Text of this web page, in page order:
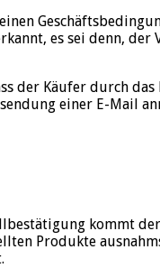
es sei denn,
der Käufer durch
einer E-Mail
kommt
Produkte